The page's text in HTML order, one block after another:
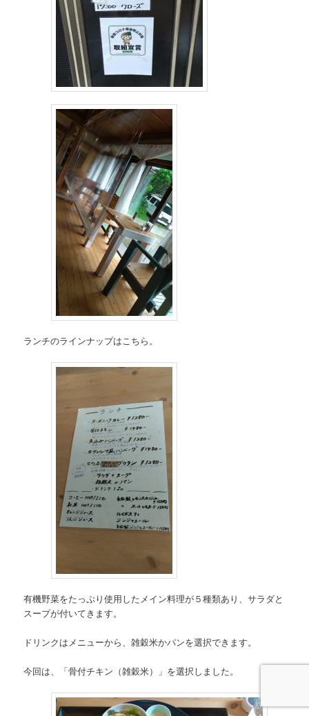
ランチのラインナップはこちら。
有機野菜をたっぷり使用したメイン料理が５種類あり、サラダと
スープが付いてきます。
ドリンクはメニューから、雑穀米かパンを選択できます。
今回は、「骨付チキン（雑穀米）」を選択しました。